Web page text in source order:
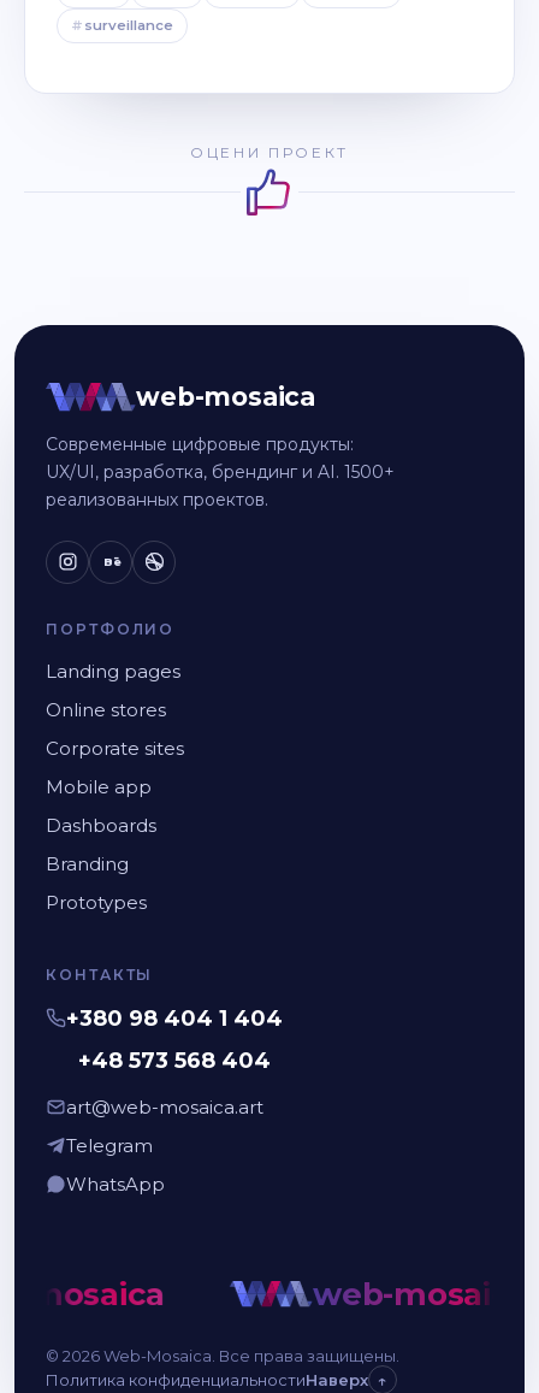
# surveillance
ОЦЕНИ ПРОЕКТ
web-mosaica
Современные цифровые продукты:
UX/UI, разработка, брендинг и AI. 1500+
реализованных проектов.
Bē
ПОРТФОЛИО
Landing pages
Online stores
Corporate sites
Mobile app
Dashboards
Branding
Prototypes
КОНТАКТЫ
+380 98 404 1 404
+48 573 568 404
art@web-mosaica.art
Telegram
WhatsApp
mosaica web-mosaica
© 2026 Web-Mosaica. Все права защищены.
Политика конфиденциальностиНаверх ↑